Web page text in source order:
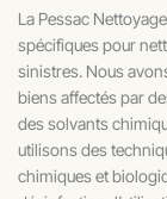
La Pessac
spécifiques pour
sinistres. Nous
biens affectés par
des solvants
utilisons des
chimiques et